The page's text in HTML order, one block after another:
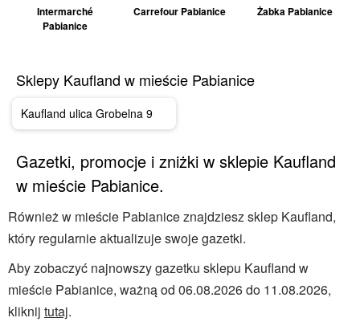
Intermarché
Pabianice
Carrefour Pabianice Żabka Pabianice
Sklepy Kaufland w mieście Pabianice
Kaufland ulica Grobelna 9
Gazetki, promocje i zniżki w sklepie Kaufland
w mieście Pabianice.
Również w mieście Pabianice znajdziesz sklep Kaufland,
który regularnie aktualizuje swoje gazetki.
Aby zobaczyć najnowszy gazetku sklepu Kaufland w
mieście Pabianice, ważną od 06.08.2026 do 11.08.2026,
kliknij tutaj.